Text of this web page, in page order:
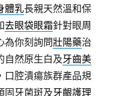
體乳長親天然溫和保
去眼袋眼霜針對眼周
為你刻詢問壯陽藥治
自然原生白及牙齒美
口腔潰瘍族群產品規
固牙菌斑及牙齦護理